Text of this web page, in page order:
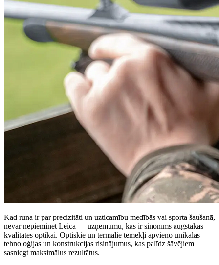
Kad runa ir par precizitāti un uzticamību medībās vai sporta šaušanā,
nevar nepieminēt Leica — uzņēmumu, kas ir sinonīms augstākās
kvalitātes optikai. Optiskie un termālie tēmēkļi apvieno unikālas
tehnoloģijas un konstrukcijas risinājumus, kas palīdz šāvējiem
sasniegt maksimālus rezultātus.